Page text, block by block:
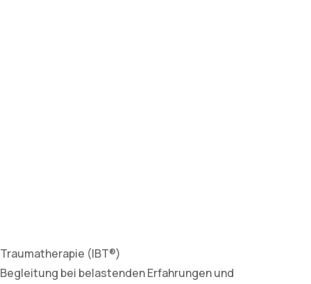
Traumatherapie (IBT®)
Begleitung bei belastenden Erfahrungen und